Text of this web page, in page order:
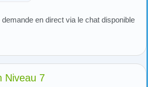
en direct via le chat disponible
Niveau 7